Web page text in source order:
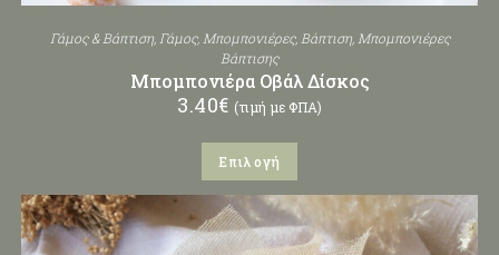
Γάμος & Βάπτιση,Γάμος,Μπομπονιέρες,Βάπτιση,Μπομπονιέρες
Βάπτισης
Μπομπονιέρα Οβάλ Δίσκος
3.40€ (τιμή με ΦΠΑ)
Επιλογή